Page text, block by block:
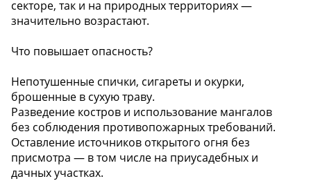
секторе, так и на природных территориях —
значительно возрастают.
Что повышает опасность?
Непотушенные спички, сигареты и окурки,
брошенные в сухую траву.
Разведение костров и использование мангалов
без соблюдения противопожарных требований.
Оставление источников открытого огня без
присмотра — в том числе на приусадебных и
дачных участках.